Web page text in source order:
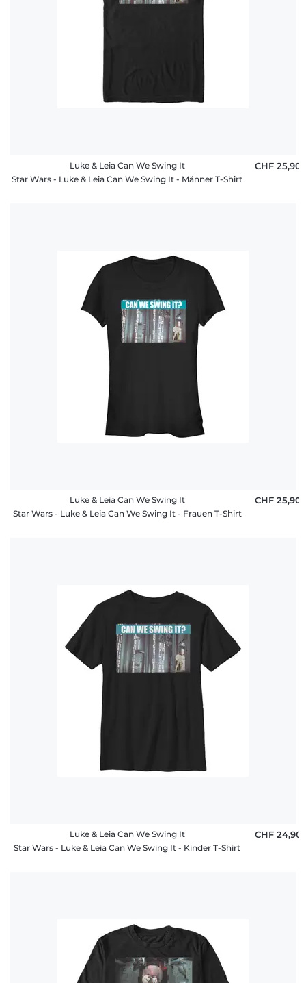
Luke & Leia Can We Swing It
Star Wars - Luke & Leia Can We Swing It - Männer T-Shirt
CHF 25,90
Luke & Leia Can We Swing It
Star Wars - Luke & Leia Can We Swing It - Frauen T-Shirt
CHF 25,90
Luke & Leia Can We Swing It
Star Wars - Luke & Leia Can We Swing It - Kinder T-Shirt
CHF 24,90